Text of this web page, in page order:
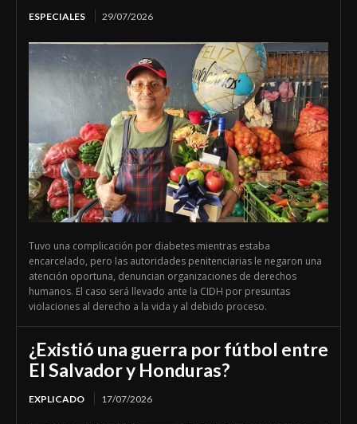
ESPECIALES 29/07/2026
Tuvo una complicación por diabetes mientras estaba
encarcelado, pero las autoridades penitenciarias le negaron una
atención oportuna, denuncian organizaciones de derechos
humanos. El caso será llevado ante la CIDH por presuntas
violaciones al derecho a la vida y al debido proceso.
¿Existió una guerra por fútbol entre
El Salvador y Honduras?
EXPLICADO 17/07/2026